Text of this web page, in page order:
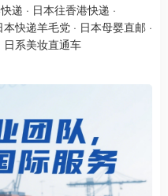
递 · 日本往香港快递 ·
本快递羊毛党 · 日本母婴直邮 ·
日系美妆直通车